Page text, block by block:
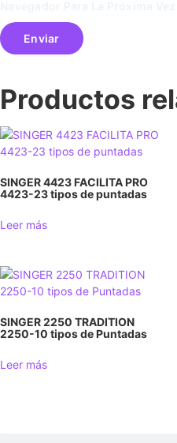
Productos
SINGER 4423 FACILITA PRO
4423-23 tipos de puntadas
Leer más
SINGER 2250 TRADITION
2250-10 tipos de Puntadas
Leer más